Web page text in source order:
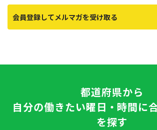
会員登録してメルマガを受け取る
都道府県から
自分の働きたい曜日・時間に
を探す